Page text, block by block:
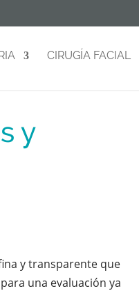
CIRUGÍA FACIAL
y
y transparente que
una evaluación ya